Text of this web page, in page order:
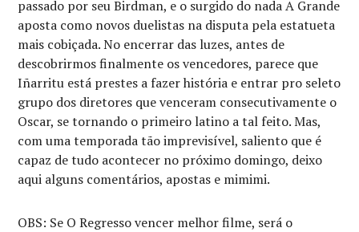
passado por seu Birdman, e o surgido do nada A Grande
aposta como novos duelistas na disputa pela estatueta
mais cobiçada. No encerrar das luzes, antes de
descobrirmos finalmente os vencedores, parece que
Iñarritu está prestes a fazer história e entrar pro seleto
grupo dos diretores que venceram consecutivamente o
Oscar, se tornando o primeiro latino a tal feito. Mas,
com uma temporada tão imprevisível, saliento que é
capaz de tudo acontecer no próximo domingo, deixo
aqui alguns comentários, apostas e mimimi.
OBS: Se O Regresso vencer melhor filme, será o